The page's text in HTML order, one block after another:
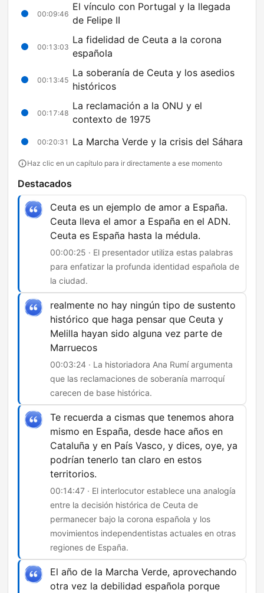
00:09:46
El vínculo con Portugal y la llegada
de Felipe II
00:13:03
La fidelidad de Ceuta a la corona
española
00:13:45
La soberanía de Ceuta y los asedios
históricos
00:17:48
La reclamación a la ONU y el
contexto de 1975
00:20:31 La Marcha Verde y la crisis del Sáhara
Haz clic en un capítulo para ir directamente a ese momento
Destacados
Ceuta es un ejemplo de amor a España.
Ceuta lleva el amor a España en el ADN.
Ceuta es España hasta la médula.
00:00:25 · El presentador utiliza estas palabras
para enfatizar la profunda identidad española de
la ciudad.
realmente no hay ningún tipo de sustento
histórico que haga pensar que Ceuta y
Melilla hayan sido alguna vez parte de
Marruecos
00:03:24 · La historiadora Ana Rumí argumenta
que las reclamaciones de soberanía marroquí
carecen de base histórica.
Te recuerda a cismas que tenemos ahora
mismo en España, desde hace años en
Cataluña y en País Vasco, y dices, oye, ya
podrían tenerlo tan claro en estos
territorios.
00:14:47 · El interlocutor establece una analogía
entre la decisión histórica de Ceuta de
permanecer bajo la corona española y los
movimientos independentistas actuales en otras
regiones de España.
El año de la Marcha Verde, aprovechando
otra vez la debilidad española porque